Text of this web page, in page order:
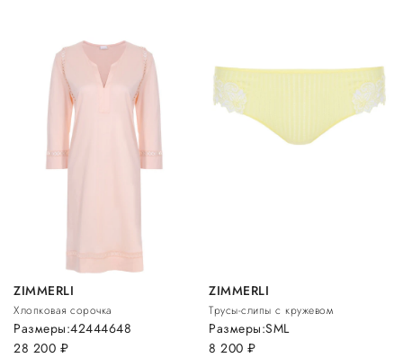
ZIMMERLI
Хлопковая сорочка
28 200 руб.
Размеры:42444648
ZIMMERLI
Трусы-слипы с кружевом
8 200руб.
Размеры:SML